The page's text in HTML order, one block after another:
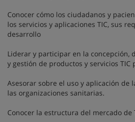
Conocer cómo los ciudadanos y
los servicios y aplicaciones TIC, sus
desarrollo
Liderar y participar en la concepción,
y gestión de productos y servicios TIC
Asesorar sobre el uso y aplicación de
las organizaciones sanitarias.
Conocer la estructura del mercado de